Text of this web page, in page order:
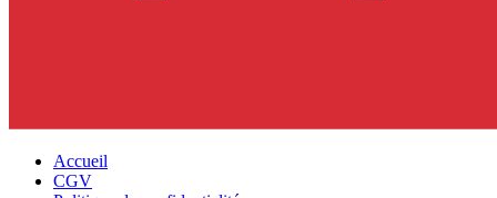
Accueil
CGV